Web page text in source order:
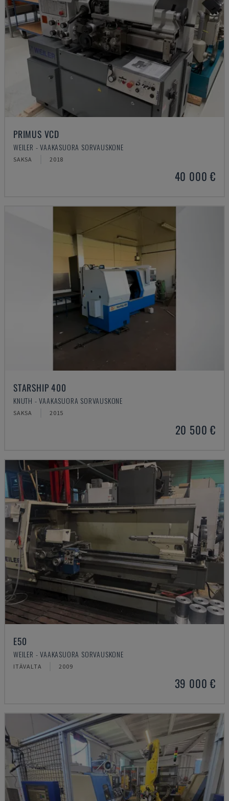
PRIMUS VCD
WEILER - VAAKASUORA SORVAUSKONE
SAKSA 2018
40 000 €
STARSHIP 400
KNUTH - VAAKASUORA SORVAUSKONE
SAKSA 2015
20 500 €
E50
WEILER - VAAKASUORA SORVAUSKONE
ITÄVALTA 2009
39 000 €